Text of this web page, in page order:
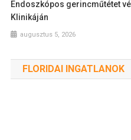
Endoszkópos gerincműtétet
Klinikáján
augusztus 5, 2026
FLORIDAI INGATLANOK